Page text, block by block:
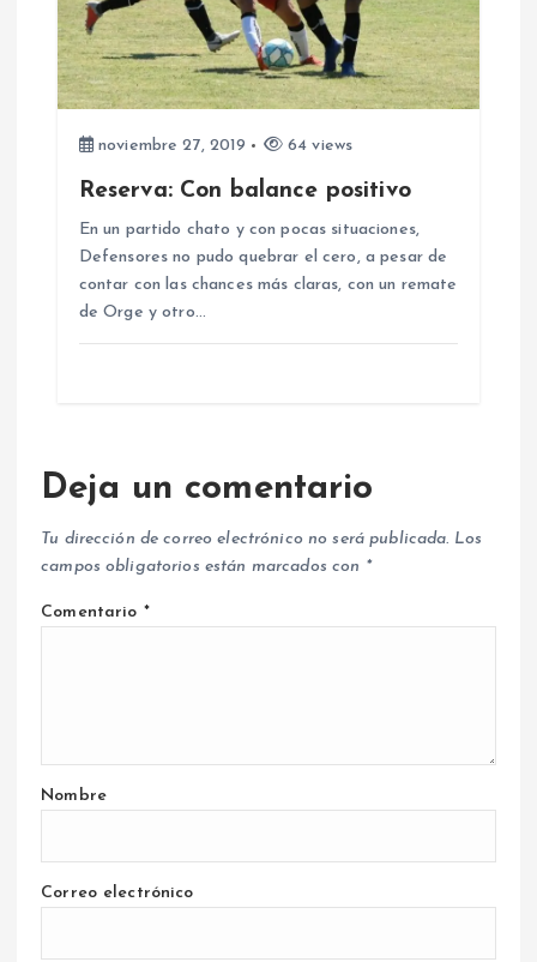
noviembre 27, 2019 64 views
Reserva: Con balance positivo
En un partido chato y con pocas situaciones,
Defensores no pudo quebrar el cero, a pesar de
contar con las chances más claras, con un remate
de Orge y otro…
Deja un comentario
Tu dirección de correo electrónico no será publicada. Los
campos obligatorios están marcados con *
Comentario *
Nombre
Correo electrónico